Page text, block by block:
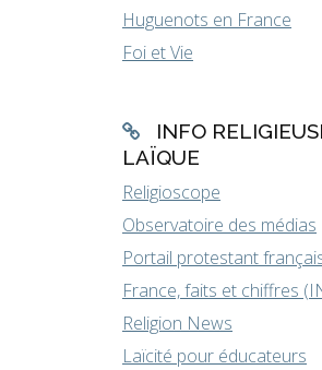
Huguenots en France
Foi et Vie
INFO
LAÏQUE
Religioscope
Observatoire des médias
Portail protestant
France, faits et chiffres
Religion News
Laïcité pour éducateurs